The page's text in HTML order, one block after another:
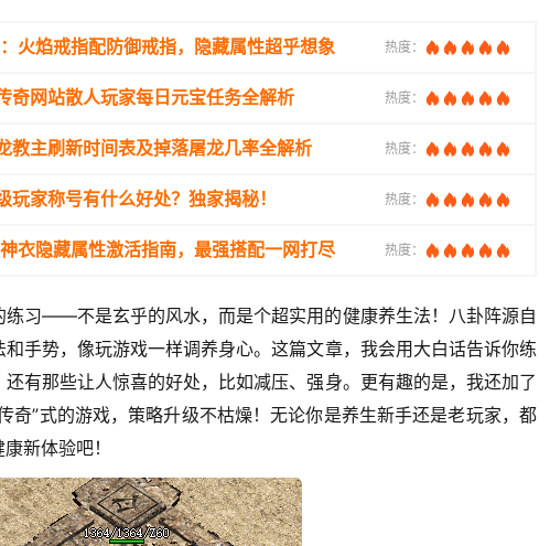
火焰戒指配防御戒指，隐藏属性超乎想象 热度：
网站散人玩家每日元宝任务全解析 热度：
教主刷新时间表及掉落屠龙几率全解析 热度：
玩家称号有什么好处？独家揭秘！ 热度：
衣隐藏属性激活指南，最强搭配一网打尽 热度：
练习——不是玄乎的风水，而是个超实用的健康养生法！八卦阵源自
手势，像玩游戏一样调养身心。这篇文章，我会用大白话告诉你练
有那些让人惊喜的好处，比如减压、强身。更有趣的是，我还加了
奇”式的游戏，策略升级不枯燥！无论你是养生新手还是老玩家，都
新体验吧！